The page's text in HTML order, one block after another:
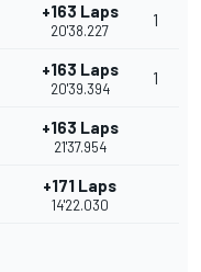
+163 Laps
20'38.227
1
+163 Laps
20'39.394
1
+163 Laps
21'37.954
+171 Laps
14'22.030